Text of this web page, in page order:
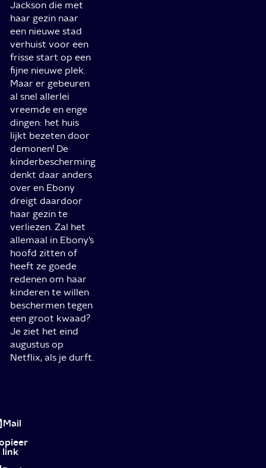
Jackson die met
haar gezin naar
een nieuwe stad
verhuist voor een
frisse start op een
fijne nieuwe plek.
Maar er gebeuren
al snel allerlei
vreemde en enge
dingen: het huis
lijkt bezeten door
demonen! De
kinderbescherming
denkt daar anders
over en Ebony
dreigt daardoor
haar gezin te
verliezen. Zal het
allemaal in Ebony’s
hoofd zitten of
heeft ze goede
redenen om haar
kinderen te willen
beschermen tegen
een groot kwaad?
Je ziet het eind
augustus op
Netflix, als je durft.
films
in
augustus
Mail
link